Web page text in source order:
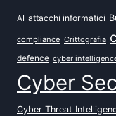
AI attacchi informatici
compliance Crittografia
defence cyber
Cyber
Cyber Threat